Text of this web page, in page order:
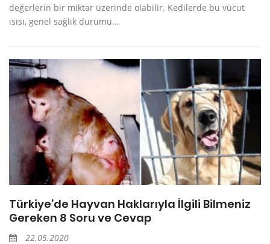
değerlerin bir miktar üzerinde olabilir. Kedilerde bu vücut
ısısı, genel sağlık durumu...
Türkiye’de Hayvan Haklarıyla İlgili Bilmeniz
Gereken 8 Soru ve Cevap
22.05.2020